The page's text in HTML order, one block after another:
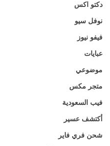
دكتو اكس
نوفل سيو
فيفو نيوز
عبايات
موضوعي
متجر مكس
فيب السعودية
أكتشف عسير
شحن فري فاير